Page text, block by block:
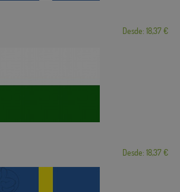
Desde: 18,37 €
Desde: 18,37 €